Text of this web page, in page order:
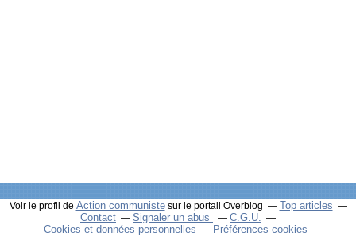
Voir le profil de Action communistesur le portail Overblog
Top articles
Contact
Signaler un abus
C.G.U.
Cookies et données personnelles
Préférences cookies